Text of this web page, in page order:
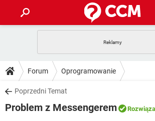
GRY WHATSAPP
SPOTIFY
INSTAGRAM FACEBOOK
PORADY
PlayStation TIKTOK
DO POBRANIA
ANDROID TIKTOK
Forum Oprogramowanie
Poprzedni Temat
Problem z Messengerem